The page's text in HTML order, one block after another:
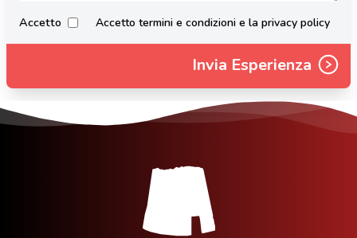
Accetto Accetto termini e condizioni e la privacy policy
Invia Esperienza